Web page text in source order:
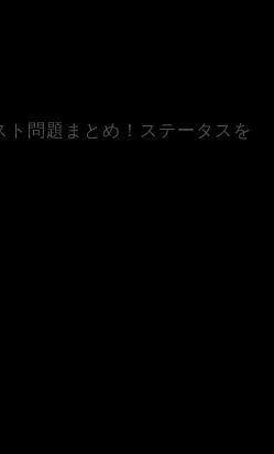
問題まとめ！ステータスを